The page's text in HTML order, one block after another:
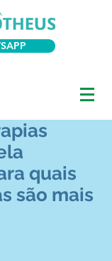
quais
são mais